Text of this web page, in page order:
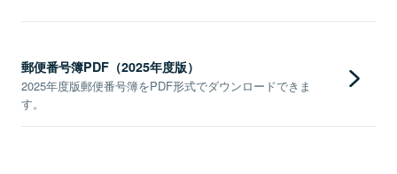
郵便番号簿PDF（2025年度版）
2025年度版郵便番号簿をPDF形式でダウンロードできま
す。